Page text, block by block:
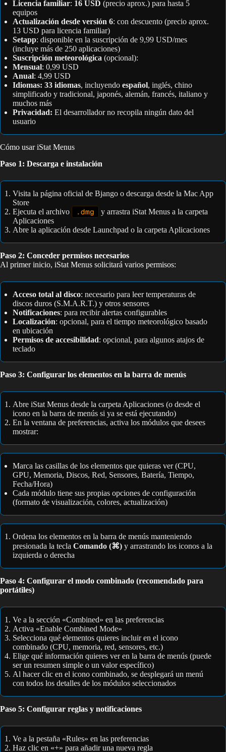
Licencia familiar: 16 USD (precio aprox.) para hasta 5
equipos
Actualización desde versión 6: con descuento (precio aprox.
13 USD para licencia familiar)
Setapp: disponible en la suscripción de 9,99 USD/mes
(incluye más de 250 aplicaciones)
Suscripción meteorológica (opcional):
Mensual: 0,99 USD
Anual: 4,99 USD
Idiomas: 33 idiomas, incluyendo español, inglés, chino
simplificado y tradicional, japonés, alemán, francés, italiano y
muchos más
Privacidad: El desarrollador no recopila ningún dato del
usuario
Cómo usar iStat Menus
Paso 1: Descarga e instalación
Visita la página oficial de Bjango o descarga desde la Mac App
Store
Ejecuta el archivo
.dmg
y arrastra iStat Menus a la carpeta
Aplicaciones
Abre la aplicación desde Launchpad o la carpeta Aplicaciones
Paso 2: Conceder permisos necesarios
Al primer inicio, iStat Menus solicitará varios permisos:
Acceso total al disco: necesario para leer temperaturas de
discos duros (S.M.A.R.T.) y otros sensores
Notificaciones: para recibir alertas configurables
Localización: opcional, para el tiempo meteorológico basado
en ubicación
Permisos de accesibilidad: opcional, para algunos atajos de
teclado
Paso 3: Configurar los elementos en la barra de menús
Abre iStat Menus desde la carpeta Aplicaciones (o desde el
icono en la barra de menús si ya se está ejecutando)
En la ventana de preferencias, activa los módulos que desees
mostrar:
Marca las casillas de los elementos que quieras ver (CPU,
GPU, Memoria, Discos, Red, Sensores, Batería, Tiempo,
Fecha/Hora)
Cada módulo tiene sus propias opciones de configuración
(formato de visualización, colores, actualización)
Ordena los elementos en la barra de menús manteniendo
presionada la tecla Comando (⌘) y arrastrando los iconos a la
izquierda o derecha
Paso 4: Configurar el modo combinado (recomendado para
portátiles)
Ve a la sección «Combined» en las preferencias
Activa «Enable Combined Mode»
Selecciona qué elementos quieres incluir en el icono
combinado (CPU, memoria, red, sensores, etc.)
Elige qué información quieres ver en la barra de menús (puede
ser un resumen simple o un valor específico)
Al hacer clic en el icono combinado, se desplegará un menú
con todos los detalles de los módulos seleccionados
Paso 5: Configurar reglas y notificaciones
Ve a la pestaña «Rules» en las preferencias
Haz clic en «+» para añadir una nueva regla